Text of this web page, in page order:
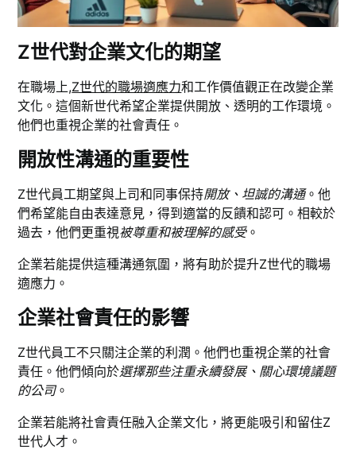
Z世代對企業文化的期望
在職場上,Z世代的職場適應力和工作價值觀正在改變企業
文化。這個新世代希望企業提供開放、透明的工作環境。
他們也重視企業的社會責任。
開放性溝通的重要性
Z世代員工期望與上司和同事保持開放、坦誠的溝通。他
們希望能自由表達意見，得到適當的反饋和認可。相較於
過去，他們更重視被尊重和被理解的感受。
企業若能提供這種溝通氛圍，將有助於提升Z世代的職場
適應力。
企業社會責任的影響
Z世代員工不只關注企業的利潤。他們也重視企業的社會
責任。他們傾向於選擇那些注重永續發展、關心環境議題
的公司。
企業若能將社會責任融入企業文化，將更能吸引和留住Z
世代人才。